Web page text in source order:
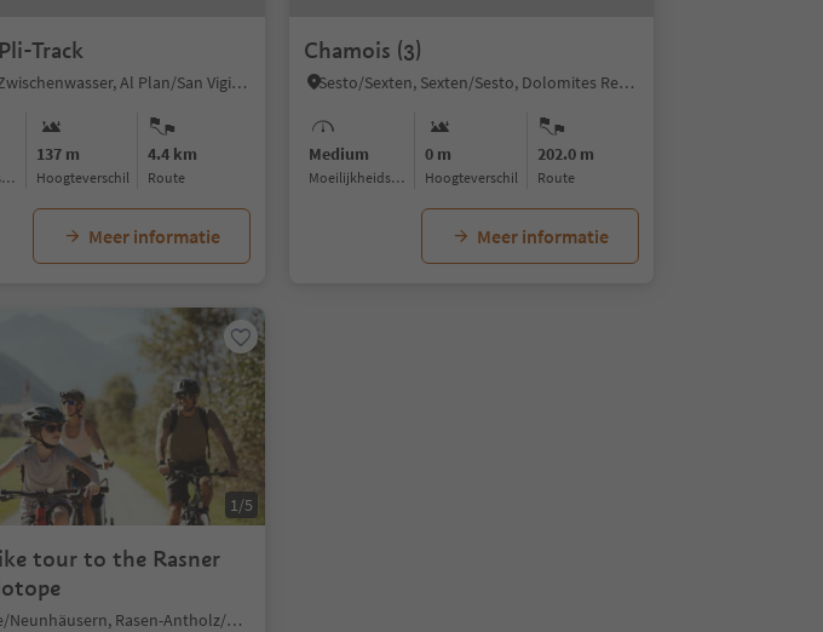
Track
Longega/Zwischenwasser, Al Plan/San Vigilio, Dolomites Region Kronplatz/Plan de Corones
137 m
Hoogteverschil
4.4 km
Route
Meer informatie
Chamois (3)
Sesto/Sexten, Sexten/Sesto, Dolomites Region 3 Zinnen
Medium
Moeilijkheidsgraad
0 m
Hoogteverschil
202.0 m
Route
Meer informatie
1/5
tour to the Rasner
Nove Case/Neunhäusern, Rasen-Antholz/Rasun Anterselva, Dolomites Region Kronplatz/Plan de Corones